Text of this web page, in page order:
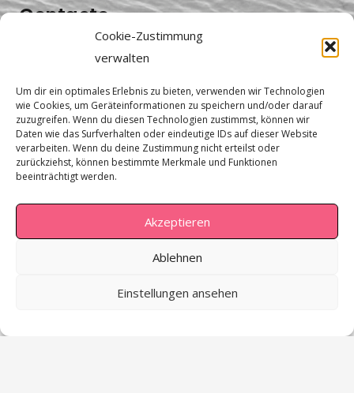
Cookie-Zustimmung
verwalten
Um dir ein optimales Erlebnis zu bieten, verwenden wir Technologien
wie Cookies, um Geräteinformationen zu speichern und/oder darauf
zuzugreifen. Wenn du diesen Technologien zustimmst, können wir
Daten wie das Surfverhalten oder eindeutige IDs auf dieser Website
verarbeiten. Wenn du deine Zustimmung nicht erteilst oder
zurückziehst, können bestimmte Merkmale und Funktionen
beeinträchtigt werden.
Akzeptieren
Ablehnen
Einstellungen ansehen
Contacto
hello@debraschilling.de
+49 175 931 70 33
Dunckerstraße 16, D-10437 Berlin
Política de privacidad